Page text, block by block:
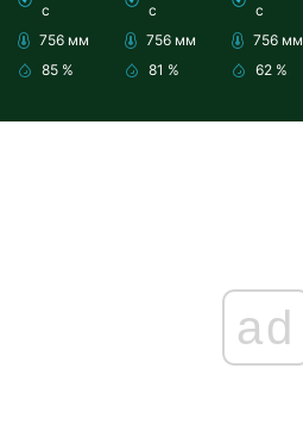
с
756 мм
85 %
с
756 мм
81 %
с
756 мм
62 %
ad